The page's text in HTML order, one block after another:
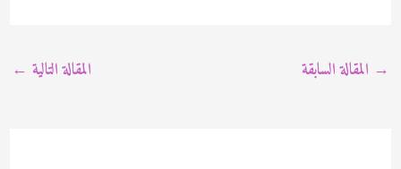
→ المقالة السابقة المقالة التالية ←